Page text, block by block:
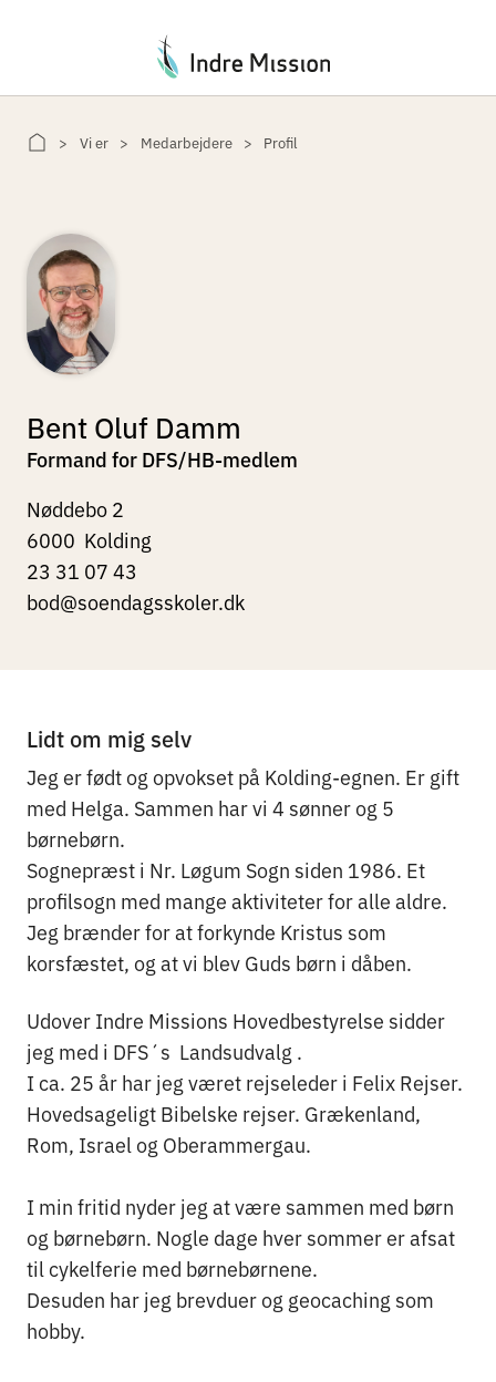
Vi er Medarbejdere Profil
Bent Oluf Damm
Formand for DFS/HB-medlem
Nøddebo 2
6000 Kolding
23 31 07 43
bod@soendagsskoler.dk
Lidt om mig selv
Jeg er født og opvokset på Kolding-egnen. Er gift
med Helga. Sammen har vi 4 sønner og 5
børnebørn.
Sognepræst i Nr. Løgum Sogn siden 1986. Et
profilsogn med mange aktiviteter for alle aldre.
Jeg brænder for at forkynde Kristus som
korsfæstet, og at vi blev Guds børn i dåben.
Udover Indre Missions Hovedbestyrelse sidder
jeg med i DFS´s Landsudvalg .
I ca. 25 år har jeg været rejseleder i Felix Rejser.
Hovedsageligt Bibelske rejser. Grækenland,
Rom, Israel og Oberammergau.
I min fritid nyder jeg at være sammen med børn
og børnebørn. Nogle dage hver sommer er afsat
til cykelferie med børnebørnene.
Desuden har jeg brevduer og geocaching som
hobby.